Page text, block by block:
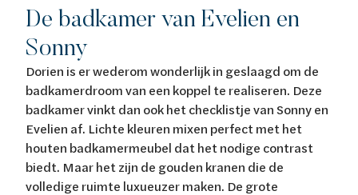
De badkamer van Evelien en
Sonny
Dorien is er wederom wonderlijk in geslaagd om de
badkamerdroom van een koppel te realiseren. Deze
badkamer vinkt dan ook het checklistje van Sonny en
Evelien af. Lichte kleuren mixen perfect met het
houten badkamermeubel dat het nodige contrast
biedt. Maar het zijn de gouden kranen die de
volledige ruimte luxueuzer maken. De grote